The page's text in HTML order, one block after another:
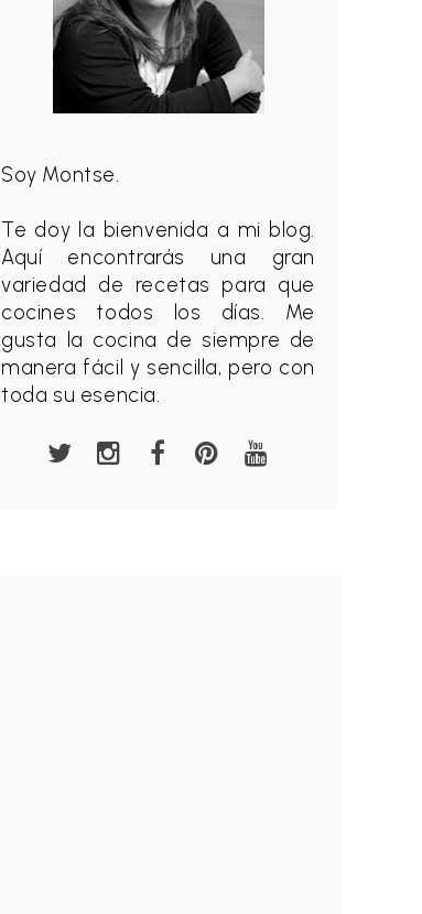
Soy Montse.
Te doy la bienvenida a mi blog.
Aquí encontrarás una gran
variedad de recetas para que
cocines todos los días. Me
gusta la cocina de siempre de
manera fácil y sencilla, pero con
toda su esencia.